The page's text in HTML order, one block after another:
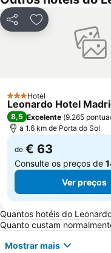
PartilharAdicionar aos
3 Estrelas
Hotel
Leonardo Hotel
8,5 Excelente (9.265
a 1.6 km de Porta do Sol
de € 63
Consulte os preços de
Ver preços
Perguntas
Quantos hotéis do
Quanto custam
Mostrar mais